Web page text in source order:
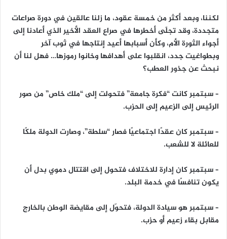
لكننا، وبعد أكثر من خمسة عقود، ما زلنا عالقين في دورة صراعات
متجددة، وقد تجلّى أخطرها في صراع العقد الأخير الذي أعادنا إلى
أجواء الثورة الأم، وكأن أسبابها أعيد إنتاجها في ثوب آخر
وبطواغيت جدد، انقلبوا على أهدافها وخانوا رموزها… فهل لنا أن
نبحث عن جذور العطب؟
– سبتمبر كانت “فكرة جامعة” فتحولت إلى “ملك خاص” من صور
الرئيس إلى الزعيم إلى الحزب.
– سبتمبر كان عقدًا اجتماعيًا فصار “سلطة”، وصارت الدولة ملكًا
للعائلة لا للشعب.
– سبتمبر كان إدارة للاختلاف فتحول إلى اقتتال دموي بدل أن
يكون تنافسًا في خدمة البلد.
– سبتمبر هو سيادة الدولة، فتحوّل إلى مقايضة الوطن بالخارج
مقابل بقاء زعيم أو حزب.